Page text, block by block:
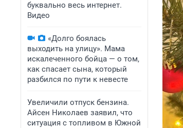
буквально весь интернет.
Видео
«Долго боялась
выходить на улицу». Мама
искалеченного бойца — о том,
как спасает сына, который
разбился по пути к невесте
Увеличили отпуск бензина.
Айсен Николаев заявил, что
ситуация с топливом в Южной